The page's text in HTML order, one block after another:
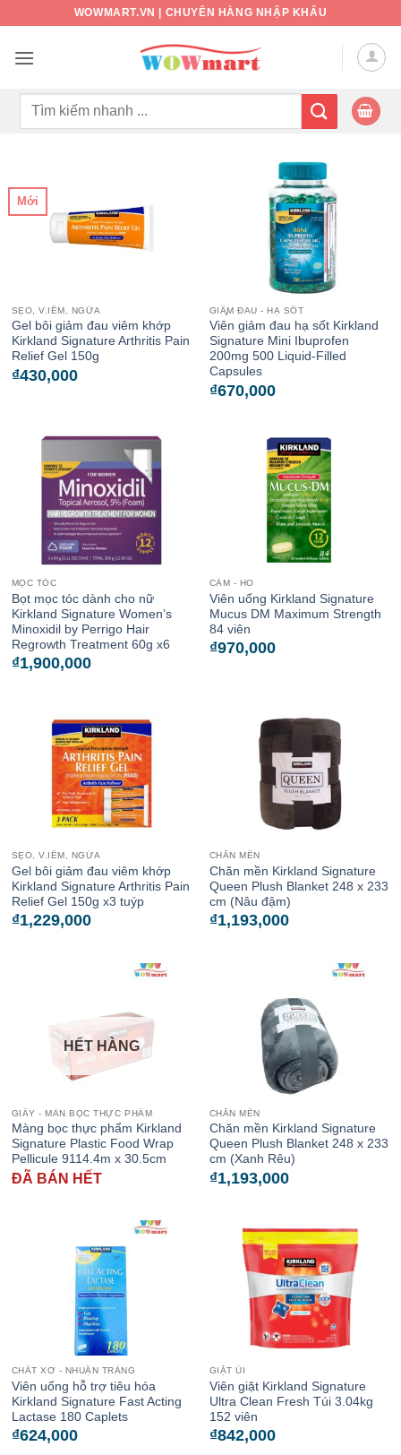
nội
WOWMART.VN | CHUYÊN HÀNG NHẬP KHẨU
Tìm
Mới
SẸO, V.IÊM, NGỨA
Gel bôi giảm đau viêm khớp
Kirkland Signature Arthritis Pain
Relief Gel 150g
₫430,000
GIẦ̡M ĐAU - HẠ SỐT
Viên giảm đau hạ sốt Kirkland
Signature Mini Ibuprofen
200mg 500 Liquid-Filled
Capsules
₫670,000
MỌC TÓC
Bọt mọc tóc dành cho nữ
Kirkland Signature Women’s
Minoxidil by Perrigo Hair
Regrowth Treatment 60g x6
₫1,900,000
CẢM - HO
Viên uống Kirkland Signature
Mucus DM Maximum Strength
84 viên
₫970,000
SẸO, V.IÊM, NGỨA
Gel bôi giảm đau viêm khớp
Kirkland Signature Arthritis Pain
Relief Gel 150g x3 tuýp
₫1,229,000
CHĂN MỀN
Chăn mền Kirkland Signature
Queen Plush Blanket 248 x 233
cm (Nâu đậm)
₫1,193,000
HẾT HÀNG
GIẤY - MÀN BỌC THỰC PHẨM
Màng bọc thực phẩm Kirkland
Signature Plastic Food Wrap
Pellicule 9114.4m x 30.5cm
ĐÃ BÁN HẾT
CHĂN MỀN
Chăn mền Kirkland Signature
Queen Plush Blanket 248 x 233
cm (Xanh Rêu)
₫1,193,000
CHẤT XƠ - NHUẬN TRÀNG
Viên uống hỗ trợ tiêu hóa
Kirkland Signature Fast Acting
Lactase 180 Caplets
₫624,000
GIẶT ỦI
Viên giặt Kirkland Signature
Ultra Clean Fresh Túi 3.04kg
152 viên
₫842,000